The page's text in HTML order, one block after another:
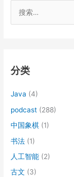
分类
Java (4)
podcast (288)
中国象棋 (1)
书法 (1)
人工智能 (2)
古文 (3)